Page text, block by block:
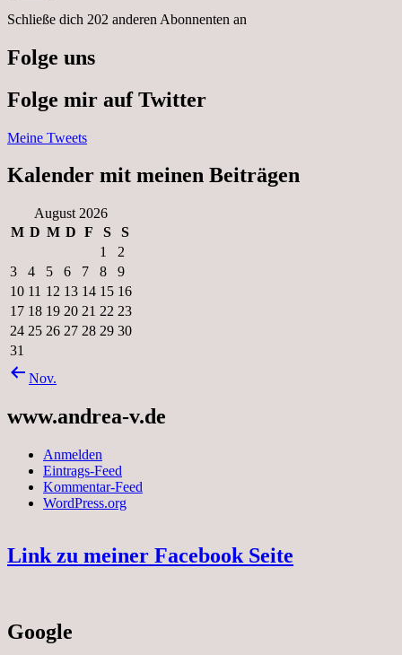
Schließe dich 202 anderen Abonnenten an
Folge uns
Folge mir auf Twitter
Meine Tweets
Kalender mit meinen Beiträgen
August 2026
M D M D F S
S
1
2
3
4 5 6 7 8
9
10 11 12 13 14 15 16
17 18 19 20 21 22 23
24 25 26 27 28 29 30
31
Nov.
www.andrea-v.de
Anmelden
Eintrags-Feed
Kommentar-Feed
WordPress.org
Link zu meiner Facebook Seite
Google